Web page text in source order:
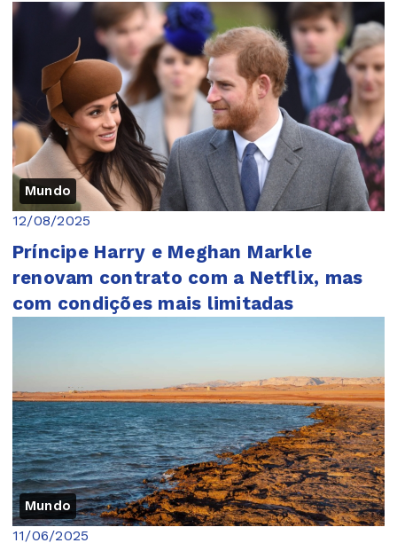
Mundo
12/08/2025
Príncipe Harry e Meghan Markle
renovam contrato com a Netflix, mas
com condições mais limitadas
Mundo
11/06/2025